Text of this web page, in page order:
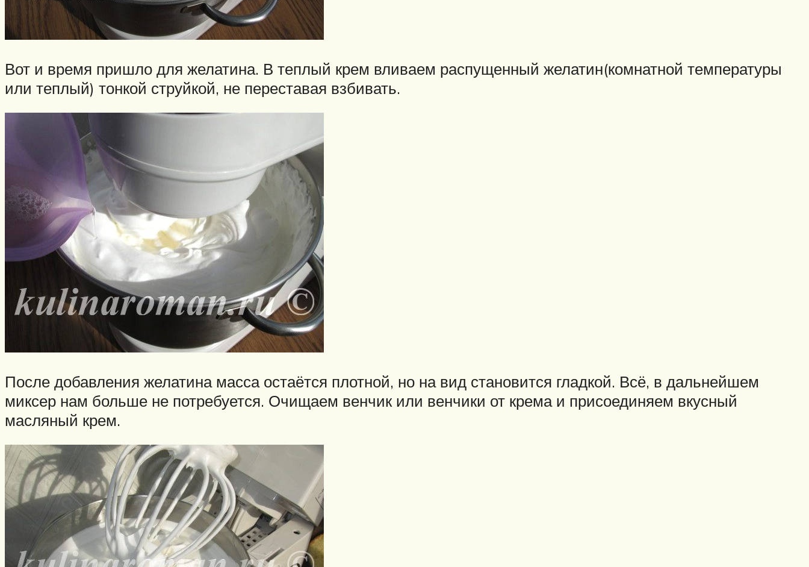
Вот и время пришло для желатина. В теплый крем вливаем распущенный желатин(комнатной температуры
или теплый) тонкой струйкой, не переставая взбивать.
После добавления желатина масса остаётся плотной, но на вид становится гладкой. Всё, в дальнейшем
миксер нам больше не потребуется. Очищаем венчик или венчики от крема и присоединяем вкусный
масляный крем.